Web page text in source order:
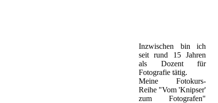
Inzwischen bin ich
seit rund 15 Jahren
als Dozent für
Fotografie tätig.
Meine Fotokurs-
Reihe "Vom 'Knipser'
zum Fotografen"